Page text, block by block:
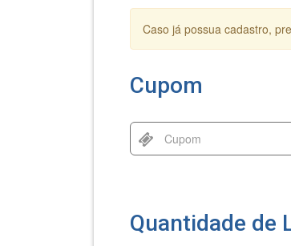
Caso já possua cadastro,
Cupom
Quantidade de